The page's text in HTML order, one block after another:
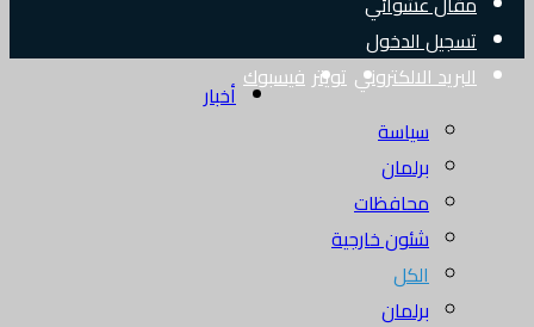
تسجيل الدخول
البريد الالكتروني تويتر فيسبوك
أخبار
سياسة
برلمان
محافظات
شئون خارجية
الكل
برلمان